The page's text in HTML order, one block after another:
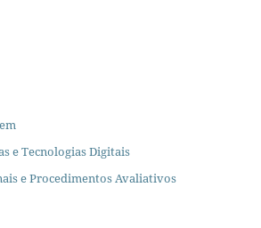
e Tecnologias Digitais
e Procedimentos Avaliativos